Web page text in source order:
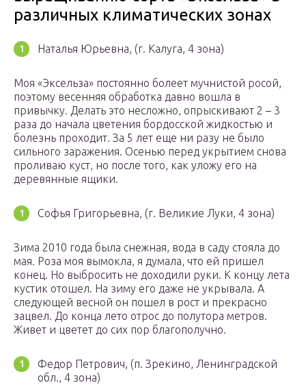
различных климатических зонах
Наталья Юрьевна, (г. Калуга, 4 зона)
Моя «Эксельза» постоянно болеет мучнистой росой,
поэтому весенняя обработка давно вошла в
привычку. Делать это несложно, опрыскивают 2 – 3
раза до начала цветения бордосской жидкостью и
болезнь проходит. За 5 лет еще ни разу не было
сильного заражения. Осенью перед укрытием снова
проливаю куст, но после того, как уложу его на
деревянные ящики.
Софья Григорьевна, (г. Великие Луки, 4 зона)
Зима 2010 года была снежная, вода в саду стояла до
мая. Роза моя вымокла, я думала, что ей пришел
конец. Но выбросить не доходили руки. К концу лета
кустик отошел. На зиму его даже не укрывала. А
следующей весной он пошел в рост и прекрасно
зацвел. До конца лето отрос до полутора метров.
Живет и цветет до сих пор благополучно.
Федор Петрович, (п. Зрекино, Ленинградской
обл., 4 зона)